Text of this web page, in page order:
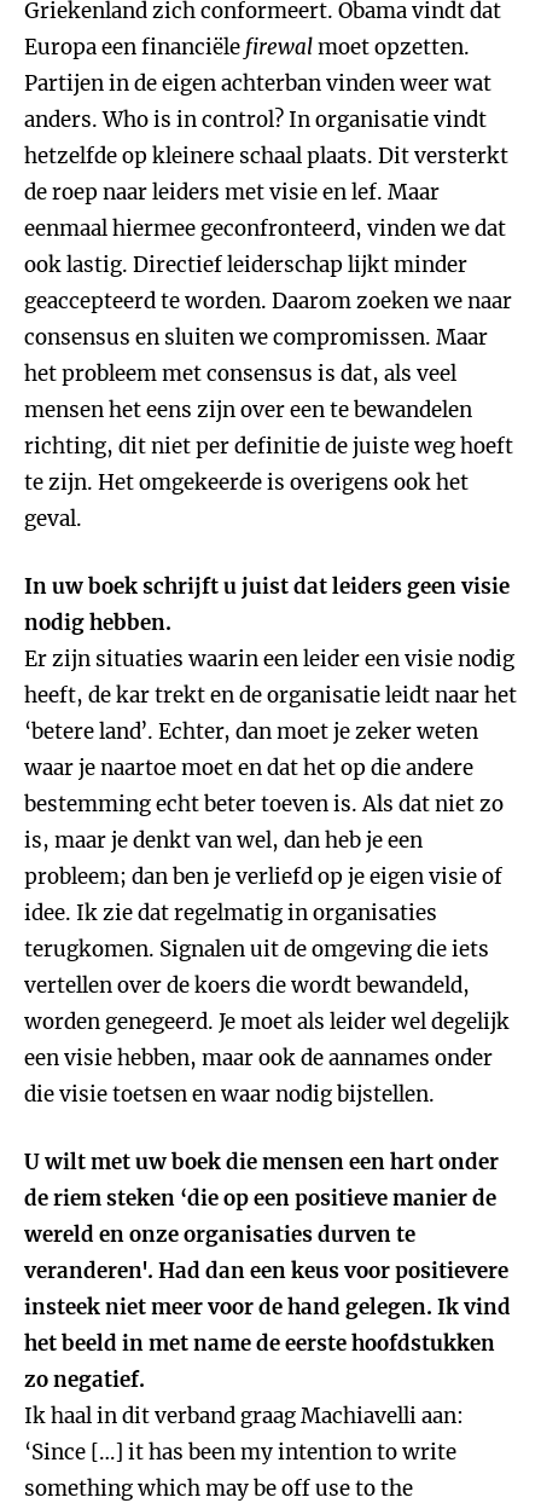
Griekenland zich conformeert. Obama vindt dat
Europa een financiële firewalmoet opzetten.
Partijen in de eigen achterban vinden weer wat
anders. Who is in control? In organisatie vindt
hetzelfde op kleinere schaal plaats. Dit versterkt
de roep naar leiders met visie en lef. Maar
eenmaal hiermee geconfronteerd, vinden we dat
ook lastig. Directief leiderschap lijkt minder
geaccepteerd te worden. Daarom zoeken we naar
consensus en sluiten we compromissen. Maar
het probleem met consensus is dat, als veel
mensen het eens zijn over een te bewandelen
richting, dit niet per definitie de juiste weg hoeft
te zijn. Het omgekeerde is overigens ook het
geval.
In uw boek schrijft u juist dat leiders geen visie
nodig hebben.
Er zijn situaties waarin een leider een visie nodig
heeft, de kar trekt en de organisatie leidt naar het
‘betere land’. Echter, dan moet je zeker weten
waar je naartoe moet en dat het op die andere
bestemming echt beter toeven is. Als dat niet zo
is, maar je denkt van wel, dan heb je een
probleem; dan ben je verliefd op je eigen visie of
idee. Ik zie dat regelmatig in organisaties
terugkomen. Signalen uit de omgeving die iets
vertellen over de koers die wordt bewandeld,
worden genegeerd. Je moet als leider wel degelijk
een visie hebben, maar ook de aannames onder
die visie toetsen en waar nodig bijstellen.
U wilt met uw boek die mensen een hart onder
de riem steken ‘die op een positieve manier de
wereld en onze organisaties durven te
veranderen'. Had dan een keus voor positievere
insteek niet meer voor de hand gelegen. Ik vind
het beeld in met name de eerste hoofdstukken
zo negatief.
Ik haal in dit verband graag Machiavelli aan:
‘Since […] it has been my intention to write
something which may be off use to the